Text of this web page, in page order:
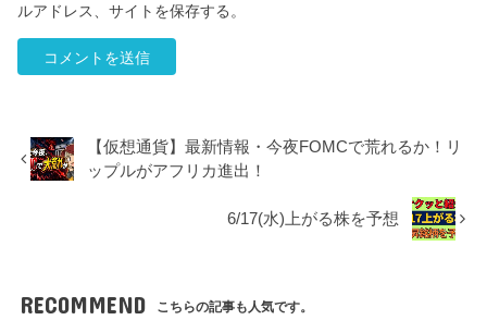
ルアドレス、サイトを保存する。
【仮想通貨】最新情報・今夜FOMCで荒れるか！リ
ップルがアフリカ進出！
6/17(水)上がる株を予想
RECOMMEND こちらの記事も人気です。